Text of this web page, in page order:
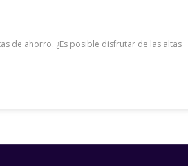
de ahorro. ¿Es posible disfrutar de las altas